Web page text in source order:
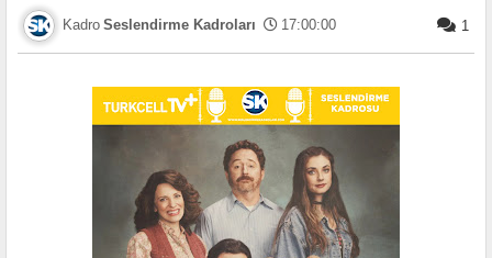
Seslendirme Kadroları 17:00:00 1